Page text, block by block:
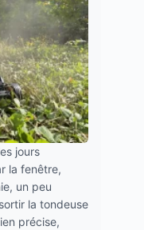
jours
la fenêtre,
un peu
la tondeuse
précise,